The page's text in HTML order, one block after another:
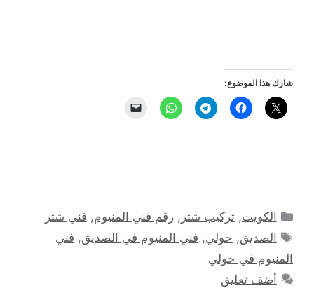
شارك هذا الموضوع:
التصنيفات
الكويت,تركيب شتر ,رقم فني المنيوم, فني شتر
الوسوم
الصديق, حولي, فني المنيوم في الصديق, فني
المنيوم في حولي
أضف تعليق